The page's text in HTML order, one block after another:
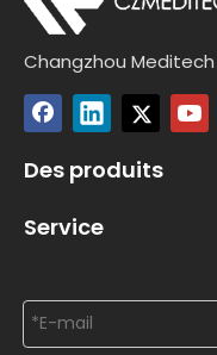
Changzhou
Des produits
Service